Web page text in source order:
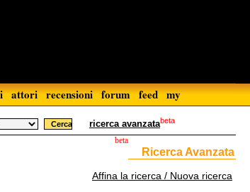
attori recensioni forum feed my
ricerca avanzatabeta
Ricerca Avanzata
beta
Affina la ricerca / Nuova ricerca